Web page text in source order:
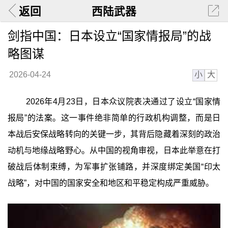
返回 西陆武器
剑指中国：日本设立“国家情报局”的战
略图谋
2026-04-24 小 大
2026年4月23日，日本众议院表决通过了设立“国家情
报局”的法案。这一事件绝非简单的行政机构调整，而是日
本战后安保战略转向的关键一步，其背后隐藏着深刻的政治
动机与地缘战略野心。从中国的视角审视，日本此举意在打
破战后体制束缚，为军事扩张铺路，并深度绑定美国“印太
战略”，对中国的国家安全和地区和平稳定构成严重威胁。